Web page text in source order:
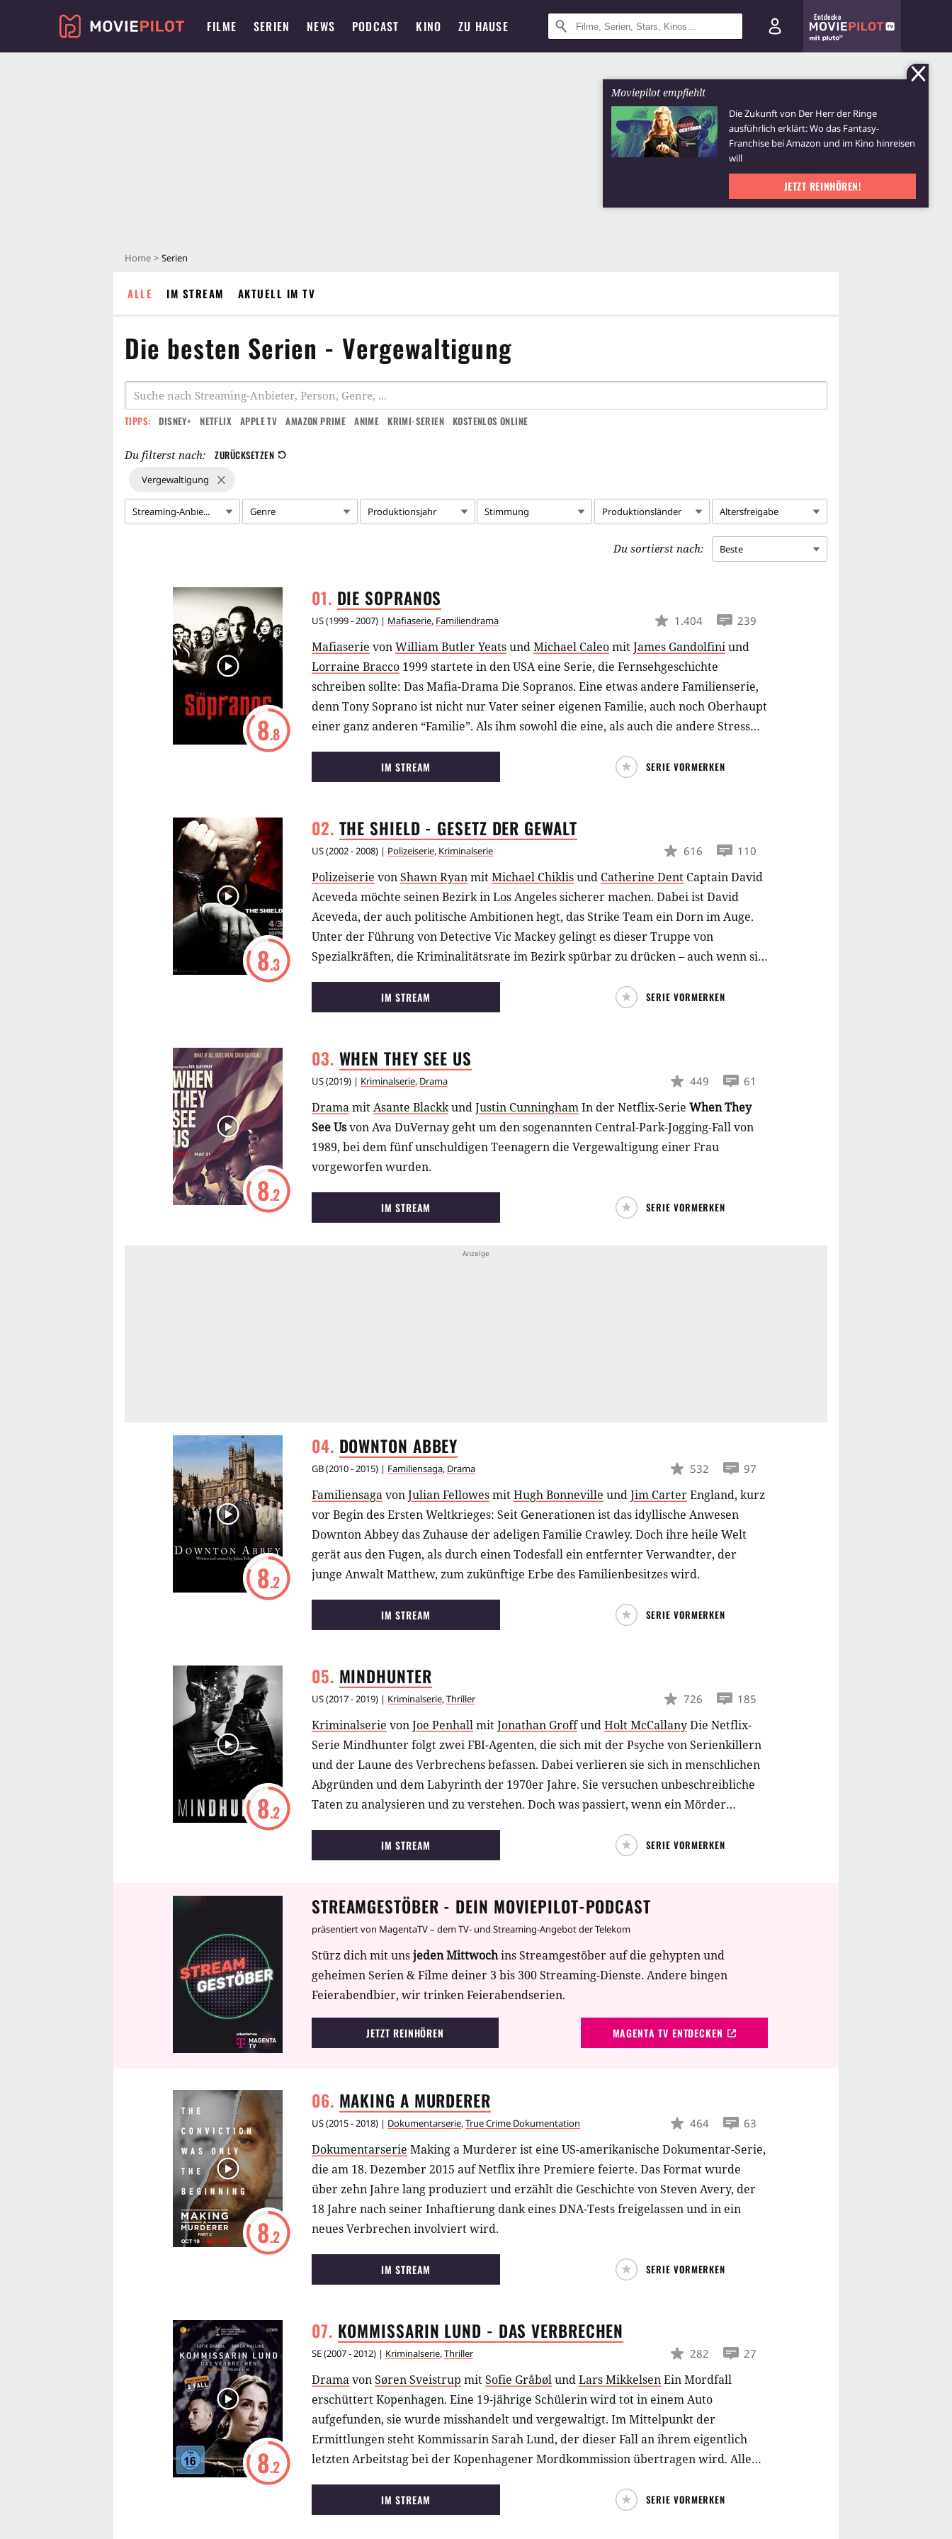
FILME SERIEN NEWS PODCAST KINO ZU HAUSE
Entdecke
Home Serien
ALLE IM STREAM AKTUELL IM TV
Die besten Serien - Vergewaltigung
TIPPS: DISNEY+ NETFLIX APPLE TV AMAZON PRIME ANIME KRIMI-SERIEN KOSTENLOS ONLINE
Du filterst nach: ZURÜCKSETZEN
Vergewaltigung
Streaming-Anbie... Genre Produktionsjahr Stimmung Produktionsländer Altersfreigabe
Du sortierst nach: Beste
DIE SOPRANOS
US(1999 - 2007) | Mafiaserie, Familiendrama
8.8
1.404 239
Mafiaserie vonWilliam Butler YeatsundMichael CaleomitJames Gandolfiniund
Lorraine Bracco 1999 startete in den USA eine Serie, die Fernsehgeschichte
schreiben sollte: Das Mafia-Drama Die Sopranos. Eine etwas andere Familienserie,
denn Tony Soprano ist nicht nur Vater seiner eigenen Familie, auch noch Oberhaupt
einer ganz anderen “Familie”. Als ihm sowohl die eine, als auch die andere Stress
IM STREAM SERIE VORMERKEN
THE SHIELD - GESETZ DER GEWALT
US(2002 - 2008) | Polizeiserie, Kriminalserie
8.3
616 110
Polizeiserie vonShawn RyanmitMichael Chiklisund Catherine Dent Captain David
Aceveda möchte seinen Bezirk in Los Angeles sicherer machen. Dabei ist David
Aceveda, der auch politische Ambitionen hegt, das Strike Team ein Dorn im Auge.
Unter der Führung von Detective Vic Mackey gelingt es dieser Truppe von
Spezialkräften, die Kriminalitätsrate im Bezirk spürbar zu drücken – auch wenn sie
Fahndungserfolge geben dem Strike Team Recht.
IM STREAM SERIE VORMERKEN
WHEN THEY SEE US
US(2019) | Kriminalserie, Drama
8.2
449 61
DramamitAsante BlackkundJustin CunninghamIn der Netflix-Serie When They
See Usvon Ava DuVernay geht um den sogenannten Central-Park-Jogging-Fall von
1989, bei dem fünf unschuldigen Teenagern die Vergewaltigung einer Frau
vorgeworfen wurden.
IM STREAM SERIE VORMERKEN
DOWNTON ABBEY
GB(2010 - 2015) | Familiensaga, Drama
8.2
532 97
FamiliensagavonJulian FellowesmitHugh Bonneville undJim CarterEngland, kurz
vor Begin des Ersten Weltkrieges: Seit Generationen ist das idyllische Anwesen
Downton Abbey das Zuhause der adeligen Familie Crawley. Doch ihre heile Welt
gerät aus den Fugen, als durch einen Todesfall ein entfernter Verwandter, der
junge Anwalt Matthew, zum zukünftige Erbe des Familienbesitzes wird.
IM STREAM SERIE VORMERKEN
MINDHUNTER
US(2017 - 2019) | Kriminalserie,Thriller
8.2
726 185
Kriminalserie vonJoe PenhallmitJonathan GroffundHolt McCallanyDie Netflix-
Serie Mindhunter folgt zwei FBI-Agenten, die sich mit der Psyche von Serienkillern
und der Laune des Verbrechens befassen. Dabei verlieren sie sich in menschlichen
Abgründen und dem Labyrinth der 1970er Jahre. Sie versuchen unbeschreibliche
Taten zu analysieren und zu verstehen. Doch was passiert, wenn ein Mörder
IM STREAM SERIE VORMERKEN
STREAMGESTÖBER - DEIN MOVIEPILOT-PODCAST
präsentiert von MagentaTV – dem TV- und Streaming-Angebot der Telekom
Stürz dich mit unsjeden Mittwochins Streamgestöber auf die gehypten und
geheimen Serien & Filme deiner 3 bis 300 Streaming-Dienste. Andere bingen
Feierabendbier, wir trinken Feierabendserien.
JETZT REINHÖREN MAGENTA TV ENTDECKEN
MAKING A MURDERER
US(2015 - 2018) | Dokumentarserie,True Crime Dokumentation
8.2
464 63
Dokumentarserie Making a Murderer ist eine US-amerikanische Dokumentar-Serie,
die am 18. Dezember 2015 auf Netflix ihre Premiere feierte. Das Format wurde
über zehn Jahre lang produziert und erzählt die Geschichte von Steven Avery, der
18 Jahre nach seiner Inhaftierung dank eines DNA-Tests freigelassen und in ein
neues Verbrechen involviert wird.
IM STREAM SERIE VORMERKEN
KOMMISSARIN LUND - DASVERBRECHEN
SE(2007 - 2012) | Kriminalserie,Thriller
8.2
282 27
DramavonSøren Sveistrup mitSofie GråbølundLars MikkelsenEin Mordfall
erschüttert Kopenhagen. Eine 19-jährige Schülerin wird tot in einem Auto
aufgefunden, sie wurde misshandelt und vergewaltigt. Im Mittelpunkt der
Ermittlungen steht Kommissarin Sarah Lund, der dieser Fall an ihrem eigentlich
letzten Arbeitstag bei der Kopenhagener Mordkommission übertragen wird. Alle
IM STREAM SERIE VORMERKEN
Moviepilot empfiehlt
Die Zukunft von Der Herr der Ringe
ausführlich erklärt: Wo das Fantasy-
Franchise bei Amazon und im Kino hinreisen
will
JETZT REINHÖREN!